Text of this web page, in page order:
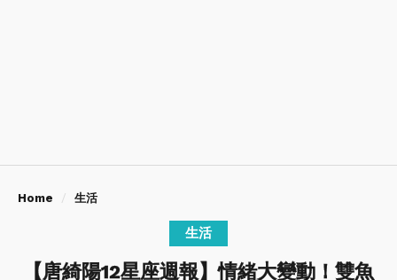
Home 生活
生活
【唐綺陽12星座週報】情緒大變動！雙魚